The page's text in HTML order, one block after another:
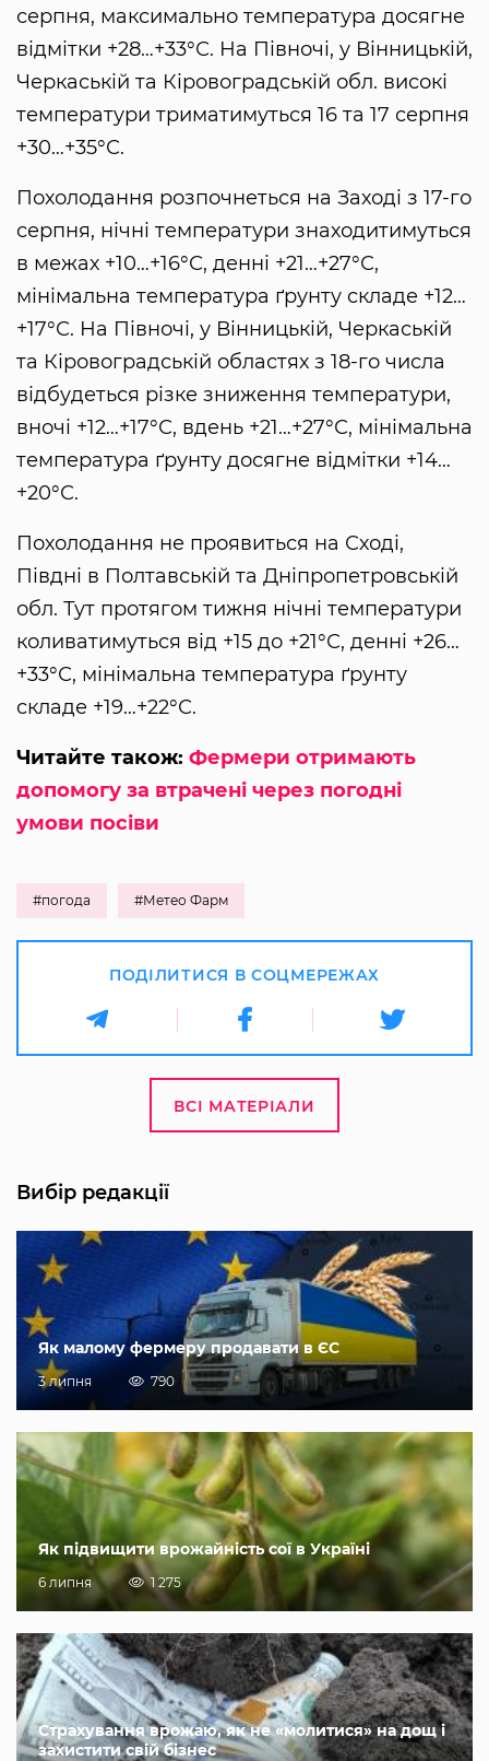
серпня, максимально температура досягне
відмітки +28…+33°С. На Півночі, у Вінницькій,
Черкаській та Кіровоградській обл. високі
температури триматимуться 16 та 17 серпня
+30…+35°С.
Похолодання розпочнеться на Заході з 17-го
серпня, нічні температури знаходитимуться
в межах +10…+16°С, денні +21…+27°С,
мінімальна температура ґрунту складе +12…
+17°С. На Півночі, у Вінницькій, Черкаській
та Кіровоградській областях з 18-го числа
відбудеться різке зниження температури,
вночі +12…+17°С, вдень +21…+27°С, мінімальна
температура ґрунту досягне відмітки +14…
+20°С.
Похолодання не проявиться на Сході,
Півдні в Полтавській та Дніпропетровській
обл. Тут протягом тижня нічні температури
коливатимуться від +15 до +21°С, денні +26…
+33°С, мінімальна температура ґрунту
складе +19…+22°С.
Читайте також: Фермери отримають
допомогу за втрачені через погодні
умови посіви
#погода #Метео Фарм
ПОДІЛИТИСЯ В СОЦМЕРЕЖАХ
ВСІ МАТЕРІАЛИ
Вибір редакції
Як малому фермеру продавати в ЄС
3 липня 790
Як підвищити врожайність сої в Україні
6 липня 1 275
Страхування врожаю, як не «молитися» на дощ і
захистити свій бізнес